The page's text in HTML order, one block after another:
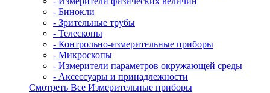
- Бинокли
- Зрительные трубы
- Телескопы
- Контрольно-измерительные приборы
- Микроскопы
- Измерители параметров окружающей среды
- Аксессуары и принадлежности
Смотреть Все Измерительные приборы